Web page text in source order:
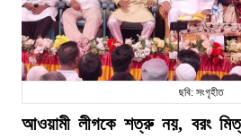
ছবি: সংগৃহীত
আওয়ামী লীগকে শত্রু নয়, বরং